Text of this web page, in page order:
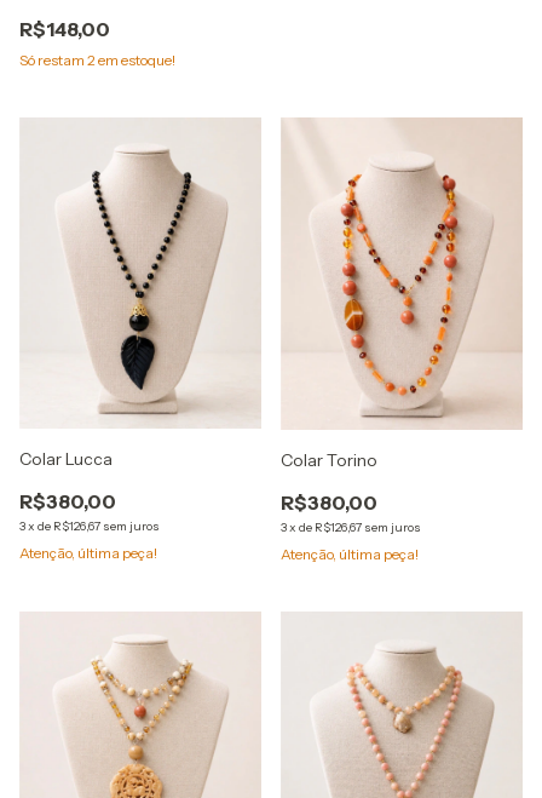
R$148,00
Só restam 2 em estoque!
Colar Lucca
R$380,00
3x de R$126,67 sem juros
Atenção, última peça!
Colar Torino
R$380,00
3x de R$126,67 sem juros
Atenção, última peça!